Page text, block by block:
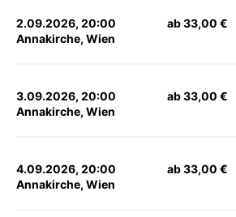
2.09.2026, 20:00
Annakirche, Wien
ab 33,00 €
3.09.2026, 20:00
Annakirche, Wien
ab 33,00 €
4.09.2026, 20:00
Annakirche, Wien
ab 33,00 €